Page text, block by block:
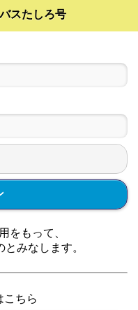
スたしろ号
をもって、
みなします。
こちら